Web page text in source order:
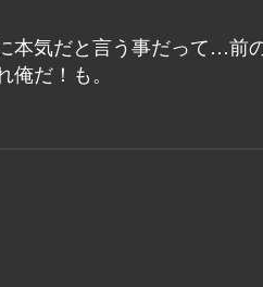
本気だと言う事だって…前
だ！も。